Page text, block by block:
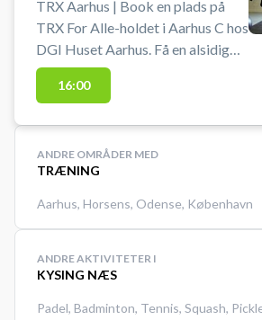
start, hvor du arbejder med styrke,
balance og kondition i små hold
med tæt instruktion.
TRX Aarhus | Book en plads på
TRX For Alle-holdet i Aarhus C hos
DGI Huset Aarhus. Få en alsidig
træningsoplevelse med TRX, hvor
du styrker hele kroppen med egen
og styrke – altid med fokus på en
aktiv core og god teknik. Book din
plads i dag og få effektiv træning i
16:00
ANDRE OMRÅDER MED
TRÆNING
Aarhus, Horsens, Odense, København
ANDRE AKTIVITETER I
KYSING NÆS
Padel, Badminton, Tennis, Squash,